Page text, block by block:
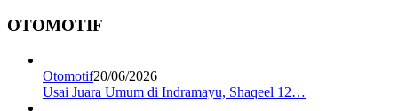
OTOMOTIF
Otomotif20/06/2026
Usai Juara Umum di Indramayu, Shaqeel 12…